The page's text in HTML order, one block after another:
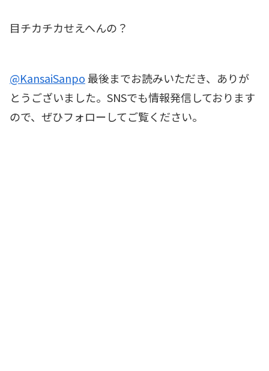
目チカチカせえへんの？
@KansaiSanpo最後までお読みいただき、ありが
とうございました。SNSでも情報発信しております
ので、ぜひフォローしてご覧ください。